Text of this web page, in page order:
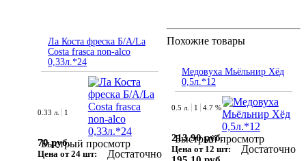
Ла Коста фреска Б/А/La
Costa frasca non-alco
0,33л.*24
Быстрый просмотр
0.33 л. 1
70 руб.
Цена от 24 шт: Достаточно
Похожие товары
Медовуха Мьёльнир Хёд
0,5л.*12
Быстрый просмотр
0.5 л. 1 4.7 %
213.90 руб.
Цена от 12 шт: Достаточно